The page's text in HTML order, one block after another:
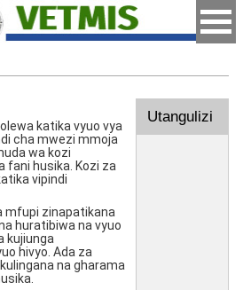
katika vyuo vya
cha mwezi mmoja
wa kozi
fani husika. Kozi za
vipindi
mfupi zinapatikana
huratibiwa na vyuo
kujiunga
hivyo. Ada za
na gharama
Utangulizi